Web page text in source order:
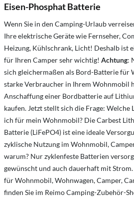
Eisen-Phosphat Batterie
Wenn Sie in den Camping-Urlaub
Ihre elektrische Geräte wie Fernseher,
Heizung, Kühlschrank, Licht! Deshalb ist
für Ihren Camper sehr wichtig! Achtung:
sich gleichermaßen als Bord-Batterie für
starke Verbraucher in Ihrem Wohnmobil
Anschaffung einer Bordbatterie auf
kaufen. Jetzt stellt sich die Frage:
ich für mein Wohnmobil? Die Carbest
Batterie (LiFePO4) ist eine ideale
zyklische Nutzung im Wohnmobil,
warum? Nur zyklenfeste Batterien
gewünscht und auch dauerhaft mit Strom.
für Wohnmobil, Wohnwagen, Camper,
finden Sie im Reimo Camping-Zubehör-